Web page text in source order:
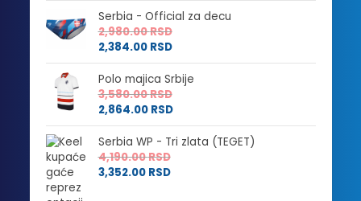
Serbia - Official za decu
2,980.00RSD
2,384.00 RSD
Polo majica Srbije
3,580.00RSD
2,864.00 RSD
Serbia WP - Tri zlata (TEGET)
4,190.00RSD
3,352.00 RSD